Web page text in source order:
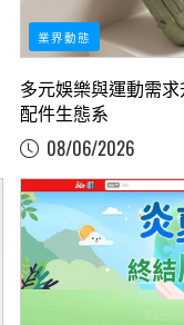
業界動態
多元娛樂與運動需
配件生態系
08/06/2026